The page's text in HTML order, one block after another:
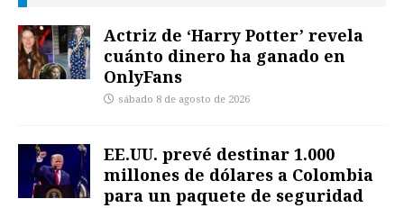
Actriz de ‘Harry Potter’ revela
cuánto dinero ha ganado en
OnlyFans
sábado 8 de agosto de 2026
EE.UU. prevé destinar 1.000
millones de dólares a Colombia
para un paquete de seguridad